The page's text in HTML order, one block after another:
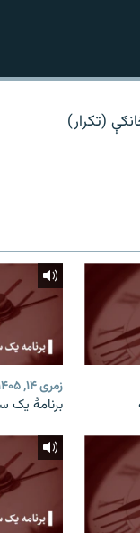
ټولې پاڼې
(تکرار)
زمری ۱۴, ۱۴۰۵
برنامۀ